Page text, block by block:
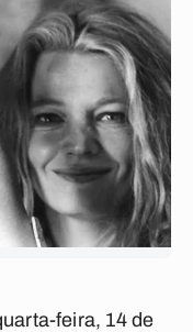
feira, 14 de